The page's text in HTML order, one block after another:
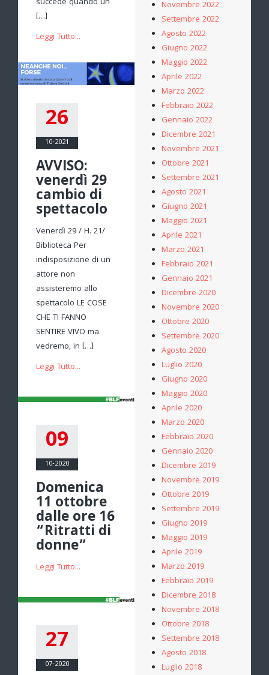
[…]
Leggi Tutto...
26
10-2021
AVVISO:
venerdì 29
cambio di
spettacolo
Venerdì 29 / H. 21/
Biblioteca Per
indisposizione di un
attore non
assisteremo allo
spettacolo LE COSE
CHE TI FANNO
SENTIRE VIVO ma
vedremo, in […]
Leggi Tutto...
09
10-2020
Domenica
11 ottobre
dalle ore 16
“Ritratti di
donne”
Leggi Tutto...
27
07-2020
Novembre 2022
Settembre 2022
Agosto 2022
Giugno 2022
Maggio 2022
Aprile 2022
Marzo 2022
Febbraio 2022
Gennaio 2022
Dicembre 2021
Novembre 2021
Ottobre 2021
Settembre 2021
Agosto 2021
Giugno 2021
Maggio 2021
Aprile 2021
Marzo 2021
Febbraio 2021
Gennaio 2021
Dicembre 2020
Novembre 2020
Ottobre 2020
Settembre 2020
Agosto 2020
Luglio 2020
Giugno 2020
Maggio 2020
Aprile 2020
Marzo 2020
Febbraio 2020
Gennaio 2020
Dicembre 2019
Novembre 2019
Ottobre 2019
Settembre 2019
Giugno 2019
Maggio 2019
Aprile 2019
Marzo 2019
Febbraio 2019
Dicembre 2018
Novembre 2018
Ottobre 2018
Settembre 2018
Agosto 2018
Luglio 2018